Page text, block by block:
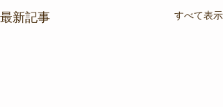
最新記事 すべて表示